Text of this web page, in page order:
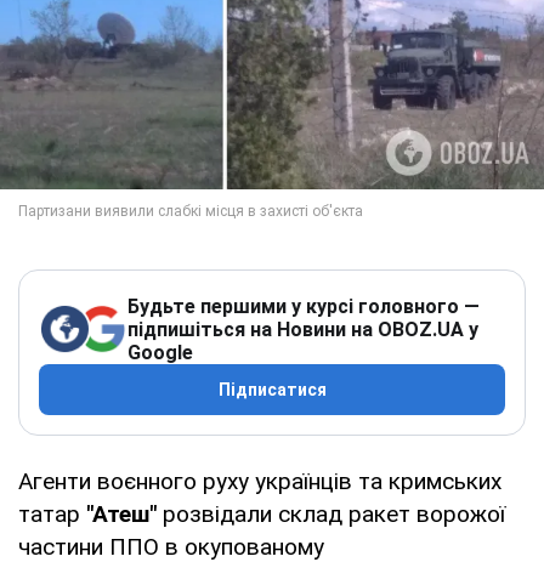
Будьте першими у курсі головного —
підпишіться на Новини на OBOZ.UA у
Google
Підписатися
Агенти воєнного руху українців та кримських
татар "Атеш" розвідали склад ракет ворожої
частини ППО в окупованому